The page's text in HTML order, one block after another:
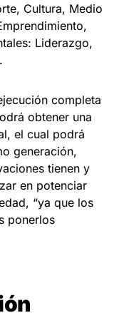
Cultura, Medio
Liderazgo,
completa
obtener una
el cual podrá
generación,
tienen y
en potenciar
“ya que los
ponerlos